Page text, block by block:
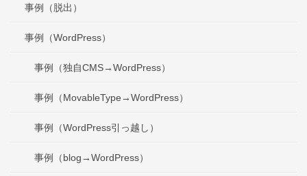
事例（脱出）
事例（WordPress）
事例（独自CMS→WordPress）
事例（MovableType→WordPress）
事例（WordPress引っ越し）
事例（blog→WordPress）